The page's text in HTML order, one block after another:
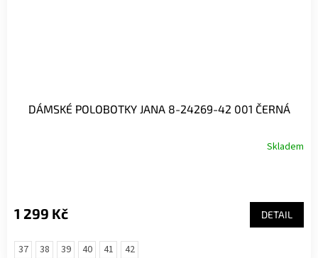
DÁMSKÉ POLOBOTKY JANA 8-24269-42 001 ČERNÁ
Skladem
1 299 Kč DETAIL
37 38 39 40 41 42